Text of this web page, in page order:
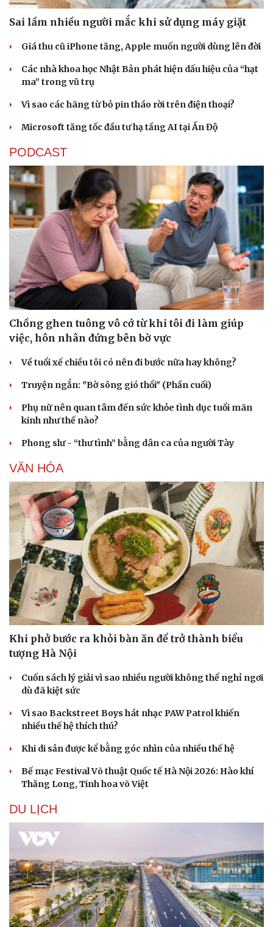
Ăn sạch sống khỏe
Văn hóa
Sân khấu - Điện ảnh
Văn học
Âm nhạc
Di sản
Giải trí
Nghệ sĩ
Thời trang
Sai lầm nhiều người mắc khi sử dụng máy giặt
Giá thu cũ iPhone tăng, Apple muốn người dùng lên đời
Các nhà khoa học Nhật Bản phát hiện dấu hiệu của “hạt
ma” trong vũ trụ
Vì sao các hãng từ bỏ pin tháo rời trên điện thoại?
Microsoft tăng tốc đầu tư hạ tầng AI tại Ấn Độ
PODCAST
Chồng ghen tuông vô cớ từ khi tôi đi làm giúp
việc, hôn nhân đứng bên bờ vực
Về tuổi xế chiều tôi có nên đi bước nữa hay không?
Truyện ngắn: "Bờ sông gió thổi" (Phần cuối)
Phụ nữ nên quan tâm đến sức khỏe tình dục tuổi mãn
kinh như thế nào?
Phong slư - “thư tình” bằng dân ca của người Tày
VĂN HÓA
Khi phở bước ra khỏi bàn ăn để trở thành biểu
tượng Hà Nội
Cuốn sách lý giải vì sao nhiều người không thể nghỉ ngơi
dù đã kiệt sức
Vì sao Backstreet Boys hát nhạc PAW Patrol khiến
nhiều thế hệ thích thú?
Khi di sản được kể bằng góc nhìn của nhiều thế hệ
Bế mạc Festival Võ thuật Quốc tế Hà Nội 2026: Hào khí
Thăng Long, Tinh hoa võ Việt
DU LỊCH